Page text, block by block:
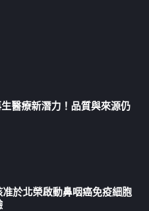
醫療新潛力！品質與來源仍
於北榮啟動鼻咽癌免疫細胞